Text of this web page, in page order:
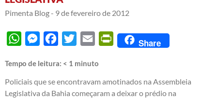
Pimenta Blog - 9 de fevereiro de 2012
WhatsAppMessengerFacebook
Twitter Email PrintFriendly
Share
Tempo de leitura: < 1 minuto
Policiais que se encontravam amotinados na Assembleia
Legislativa da Bahia começaram a deixar o prédio na